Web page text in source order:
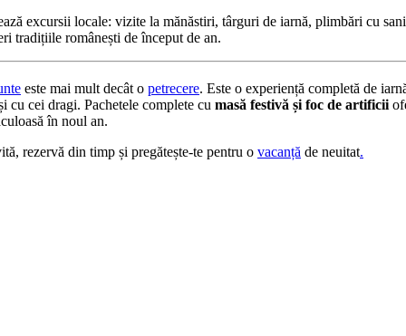
excursii locale: vizite la mănăstiri, târguri de iarnă, plimbări cu
tradițiile românești de început de an.
este mai mult decât o petrecere. Este o experiență completă de
cu cei dragi. Pachetele complete cu masă festivă și foc de artificii
în noul an.
rezervă din timp și pregătește-te pentru o vacanță de neuitat.